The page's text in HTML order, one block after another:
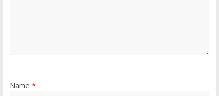
Name *